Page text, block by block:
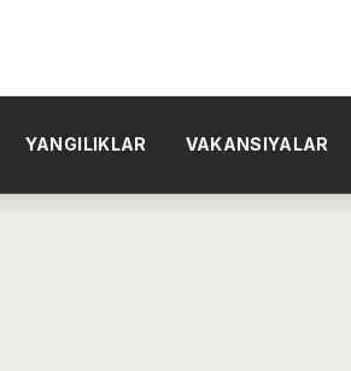
YANGILIKLAR VAKANSIYALAR